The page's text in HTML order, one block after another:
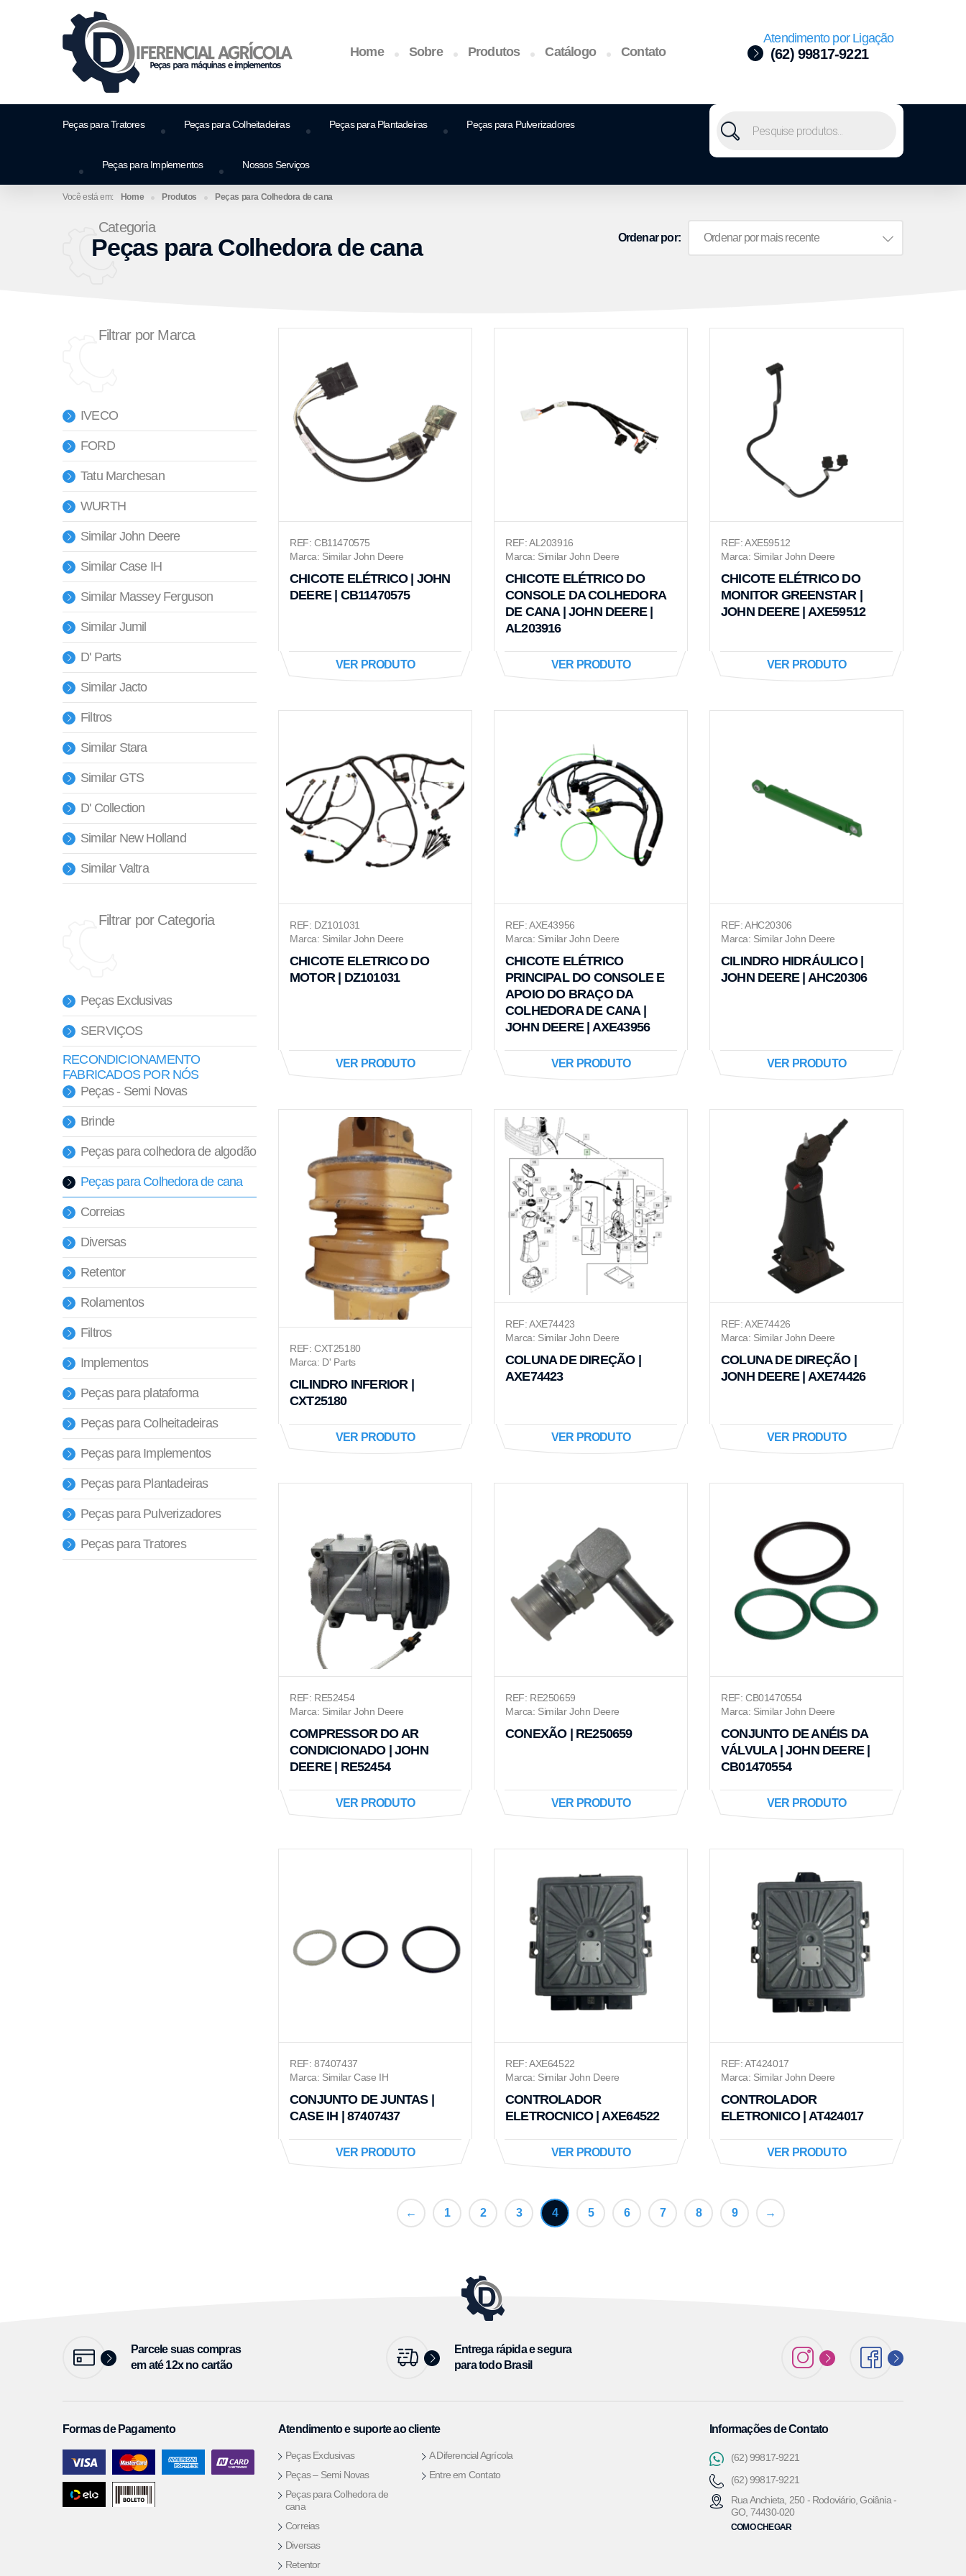
Home Sobre Produtos Catálogo Contato
Atendimento por Ligação
(62) 99817-9221
Peças para Tratores Peças para Colheitadeiras Peças para Plantadeiras Peças para Pulverizadores
Peças para Implementos Nossos Serviços
Home Produtos Peças para Colhedora de cana
Categoria
Peças para Colhedora de cana Ordenar por:
Filtrar por Marca
IVECO
FORD
Tatu Marchesan
WURTH
Similar John Deere
Similar Case IH
Similar Massey Ferguson
Similar Jumil
D' Parts
Similar Jacto
Filtros
Similar Stara
Similar GTS
D' Collection
Similar New Holland
Similar Valtra
Filtrar por Categoria
Peças Exclusivas
SERVIÇOS
RECONDICIONAMENTO
FABRICADOS POR NÓS
Peças - Semi Novas
Brinde
Peças para colhedora de algodão
Peças para Colhedora de cana
Correias
Diversas
Retentor
Rolamentos
Filtros
Implementos
Peças para plataforma
Peças para Colheitadeiras
Peças para Implementos
Peças para Plantadeiras
Peças para Pulverizadores
Peças para Tratores
REF: CB11470575
Marca: Similar John Deere
CHICOTE ELÉTRICO | JOHN
DEERE | CB11470575
VER PRODUTO
REF: AL203916
Marca: Similar John Deere
CHICOTE ELÉTRICO DO
CONSOLE DA COLHEDORA
DE CANA | JOHN DEERE |
AL203916
VER PRODUTO
REF: AXE59512
Marca: Similar John Deere
CHICOTE ELÉTRICO DO
MONITOR GREENSTAR |
JOHN DEERE | AXE59512
VER PRODUTO
REF: DZ101031
Marca: Similar John Deere
CHICOTE ELETRICO DO
MOTOR | DZ101031
VER PRODUTO
REF: AXE43956
Marca: Similar John Deere
CHICOTE ELÉTRICO
PRINCIPAL DO CONSOLE E
APOIO DO BRAÇO DA
COLHEDORA DE CANA |
JOHN DEERE | AXE43956
VER PRODUTO
REF: AHC20306
Marca: Similar John Deere
CILINDRO HIDRÁULICO |
JOHN DEERE | AHC20306
VER PRODUTO
REF: CXT25180
Marca: D' Parts
CILINDRO INFERIOR |
CXT25180
VER PRODUTO
REF: AXE74423
Marca: Similar John Deere
COLUNA DE DIREÇÃO |
AXE74423
VER PRODUTO
REF: AXE74426
Marca: Similar John Deere
COLUNA DE DIREÇÃO |
JONH DEERE | AXE74426
VER PRODUTO
REF: RE52454
Marca: Similar John Deere
COMPRESSOR DO AR
CONDICIONADO | JOHN
DEERE | RE52454
VER PRODUTO
REF: RE250659
Marca: Similar John Deere
CONEXÃO | RE250659
VER PRODUTO
REF: CB01470554
Marca: Similar John Deere
CONJUNTO DE ANÉIS DA
VÁLVULA | JOHN DEERE |
CB01470554
VER PRODUTO
REF: 87407437
Marca: Similar Case IH
CONJUNTO DE JUNTAS |
CASE IH | 87407437
VER PRODUTO
REF: AXE64522
Marca: Similar John Deere
CONTROLADOR
ELETROCNICO | AXE64522
VER PRODUTO
REF: AT424017
Marca: Similar John Deere
CONTROLADOR
ELETRONICO | AT424017
VER PRODUTO
← 1 2 3 4 5 6 7 8 9 →
Parcele suas compras
em até 12x no cartão
Entrega rápida e segura
para todo Brasil
Formas de Pagamento Atendimento e suporte ao cliente
Peças Exclusivas
Peças – Semi Novas
Peças para Colhedora de
cana
Correias
Diversas
Retentor
A Diferencial Agrícola
Entre em Contato
Informações de Contato
(62) 99817-9221
(62) 99817-9221
Rua Anchieta, 250 - Rodoviário, Goiânia -
GO, 74430-020
COMO CHEGAR